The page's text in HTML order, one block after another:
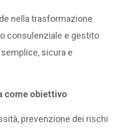
nella trasformazione
consulenziale e gestito
sicura e
come obiettivo
prevenzione dei rischi